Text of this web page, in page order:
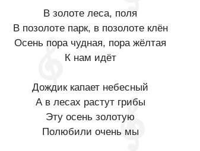
В золоте леса, поля
В позолоте парк, в позолоте клён
Осень пора чудная, пора жёлтая
К нам идёт
Дождик капает небесный
А в лесах растут грибы
Эту осень золотую
Полюбили очень мы